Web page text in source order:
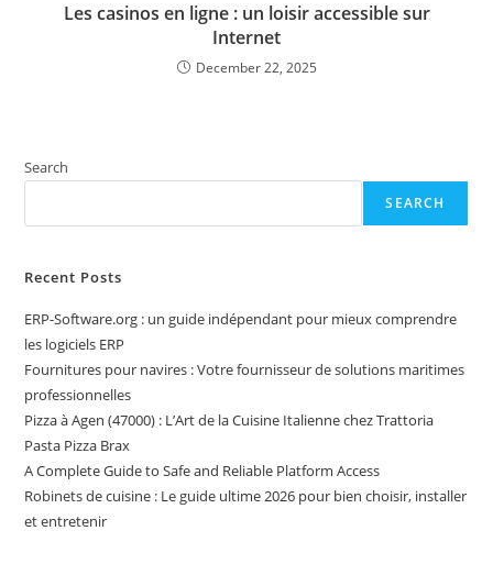
Les casinos en ligne : un loisir accessible sur
Internet
December 22, 2025
Search
SEARCH
Recent Posts
ERP-Software.org : un guide indépendant pour mieux comprendre
les logiciels ERP
Fournitures pour navires : Votre fournisseur de solutions maritimes
professionnelles
Pizza à Agen (47000) : L’Art de la Cuisine Italienne chez Trattoria
Pasta Pizza Brax
A Complete Guide to Safe and Reliable Platform Access
Robinets de cuisine : Le guide ultime 2026 pour bien choisir, installer
et entretenir